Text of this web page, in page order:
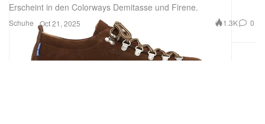
Schuhe
Erscheint in den Colorways Demitasse und Firene.
Oct 21, 2025 1.3K 0